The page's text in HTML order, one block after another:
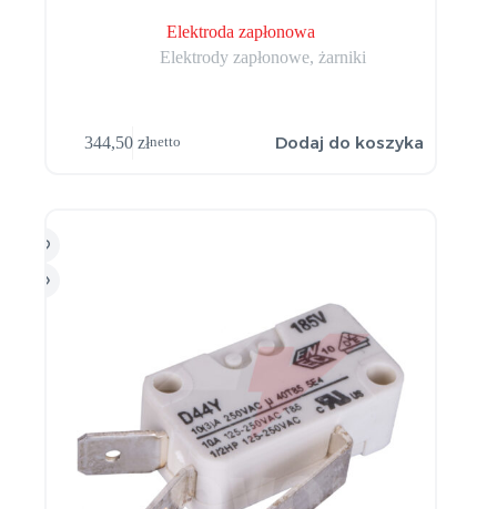
Elektroda zapłonowa
Elektrody zapłonowe, żarniki
344,50złnetto Dodaj do koszyka